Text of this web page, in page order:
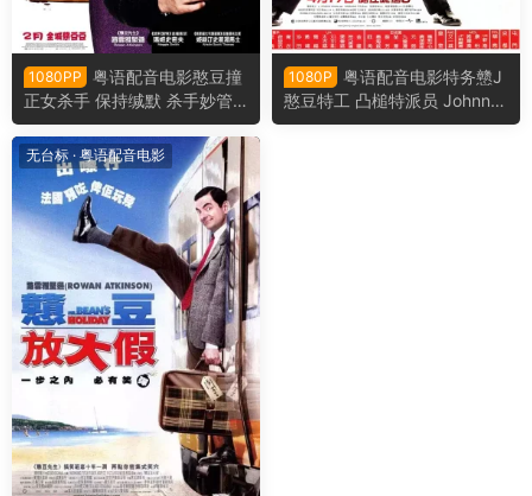
1080PP
粤语配音电影憨豆撞
正女杀手 保持缄默 杀手妙管
家 Keeping Mum
1080P
粤语配音电影特务戆J
憨豆特工 凸槌特派员 Johnny
English
无台标 · 粤语配音电影